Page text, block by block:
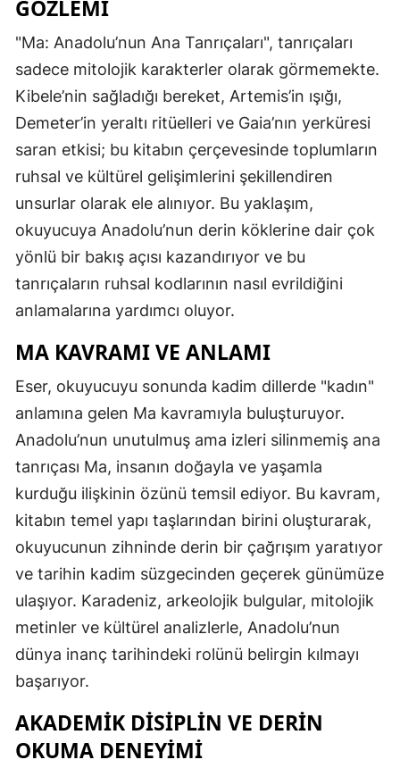
GÖZLEMI
"Ma: Anadolu’nun Ana Tanrıçaları", tanrıçaları
sadece mitolojik karakterler olarak görmemekte.
Kibele’nin sağladığı bereket, Artemis’in ışığı,
Demeter’in yeraltı ritüelleri ve Gaia’nın yerküresi
saran etkisi; bu kitabın çerçevesinde toplumların
ruhsal ve kültürel gelişimlerini şekillendiren
unsurlar olarak ele alınıyor. Bu yaklaşım,
okuyucuya Anadolu’nun derin köklerine dair çok
yönlü bir bakış açısı kazandırıyor ve bu
tanrıçaların ruhsal kodlarının nasıl evrildiğini
anlamalarına yardımcı oluyor.
MA KAVRAMI VE ANLAMI
Eser, okuyucuyu sonunda kadim dillerde "kadın"
anlamına gelen Ma kavramıyla buluşturuyor.
Anadolu’nun unutulmuş ama izleri silinmemiş ana
tanrıçası Ma, insanın doğayla ve yaşamla
kurduğu ilişkinin özünü temsil ediyor. Bu kavram,
kitabın temel yapı taşlarından birini oluşturarak,
okuyucunun zihninde derin bir çağrışım yaratıyor
ve tarihin kadim süzgecinden geçerek günümüze
ulaşıyor. Karadeniz, arkeolojik bulgular, mitolojik
metinler ve kültürel analizlerle, Anadolu’nun
dünya inanç tarihindeki rolünü belirgin kılmayı
başarıyor.
AKADEMIK DISIPLIN VE DERIN
OKUMA DENEYIMI